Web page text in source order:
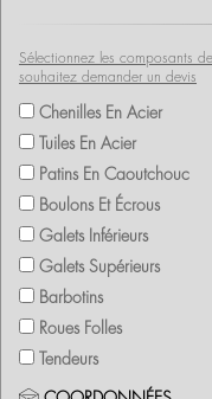
Sélectionnez les composants
souhaitez demander un devis
Chenilles En Acier
Tuiles En Acier
Patins En Caoutchouc
Boulons Et Écrous
Galets Inférieurs
Galets Supérieurs
Barbotins
Roues Folles
Tendeurs